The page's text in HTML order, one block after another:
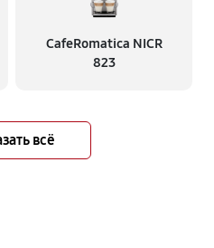
CafeRomatica NICR
823
всё